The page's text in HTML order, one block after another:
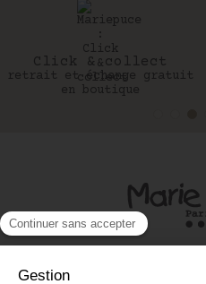
Click & collect
retrait et échange gratuit
en boutique